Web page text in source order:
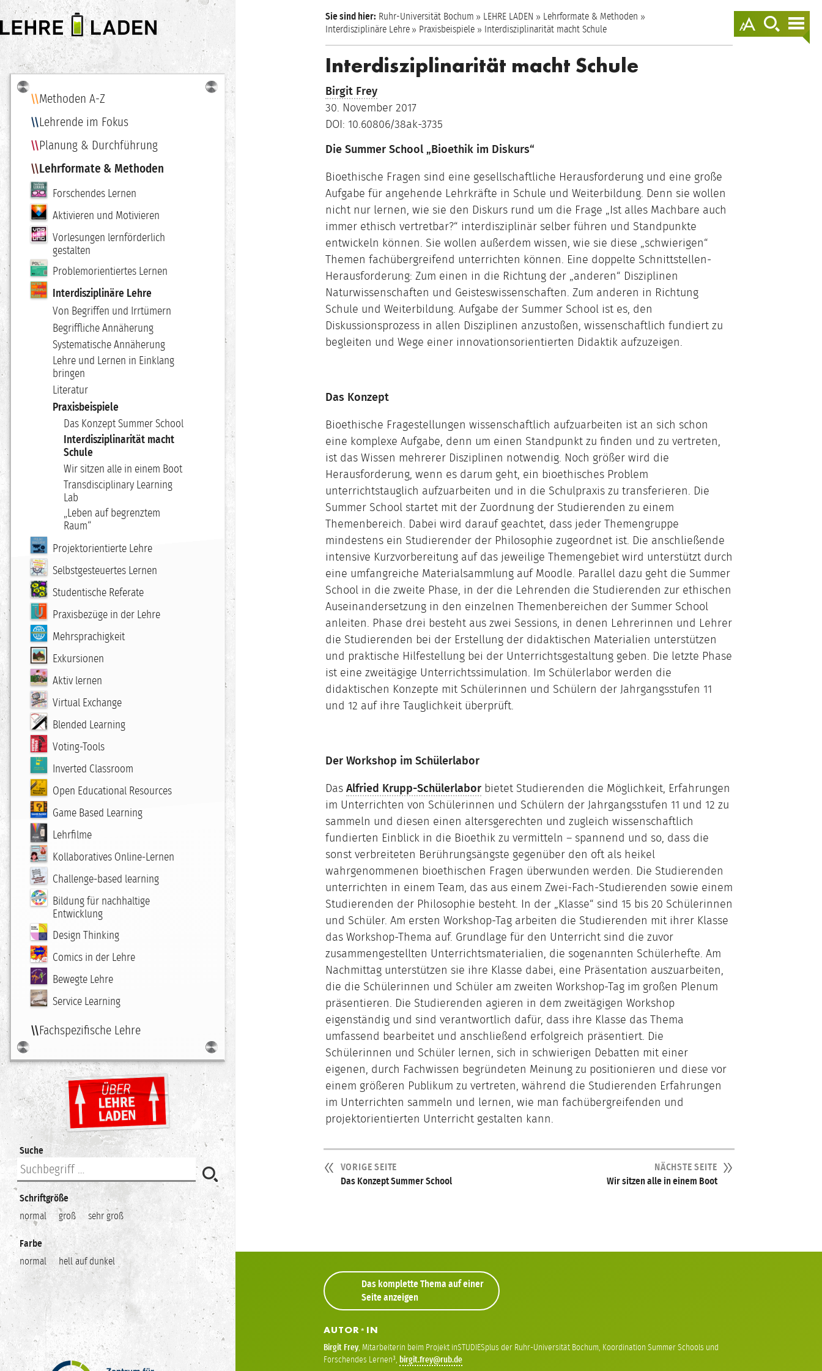
anzeigen
zur
Suche
springen
LEHRE
LADEN
Sie sind hier: Ruhr-Universität Bochum LEHRE LADEN
Lehrformate & Methoden
Interdisziplinäre Lehre
Praxisbeispiele Interdisziplinarität macht Schule
Interdisziplinarität macht Schule
Birgit Frey
30. November 2017
DOI: 10.60806/38ak-3735
Die Summer School „Bioethik im Diskurs“
Bioethische Fragen sind eine gesellschaftliche Herausforderung und eine große
Aufgabe für angehende Lehrkräfte in Schule und Weiterbildung. Denn sie wollen
nicht nur lernen, wie sie den Diskurs rund um die Frage „Ist alles Machbare auch
immer ethisch vertretbar?“ interdisziplinär selber führen und Standpunkte
entwickeln können. Sie wollen außerdem wissen, wie sie diese „schwierigen“
Themen fachübergreifend unterrichten können. Eine doppelte Schnittstellen-
Herausforderung: Zum einen in die Richtung der „anderen“ Disziplinen
Naturwissenschaften und Geisteswissenschaften. Zum anderen in Richtung
Schule und Weiterbildung. Aufgabe der Summer School ist es, den
Diskussionsprozess in allen Disziplinen anzustoßen, wissenschaftlich fundiert zu
begleiten und Wege einer innovationsorientierten Didaktik aufzuzeigen.
Das Konzept
Bioethische Fragestellungen wissenschaftlich aufzuarbeiten ist an sich schon
eine komplexe Aufgabe, denn um einen Standpunkt zu finden und zu vertreten,
ist das Wissen mehrerer Disziplinen notwendig. Noch größer wird die
Herausforderung, wenn es darum geht, ein bioethisches Problem
unterrichtstauglich aufzuarbeiten und in die Schulpraxis zu transferieren. Die
Summer School startet mit der Zuordnung der Studierenden zu einem
Themenbereich. Dabei wird darauf geachtet, dass jeder Themengruppe
mindestens ein Studierender der Philosophie zugeordnet ist. Die anschließende
intensive Kurzvorbereitung auf das jeweilige Themengebiet wird unterstützt durch
eine umfangreiche Materialsammlung auf Moodle. Parallel dazu geht die Summer
School in die zweite Phase, in der die Lehrenden die Studierenden zur ethischen
Auseinandersetzung in den einzelnen Themenbereichen der Summer School
anleiten. Phase drei besteht aus zwei Sessions, in denen Lehrerinnen und Lehrer
die Studierenden bei der Erstellung der didaktischen Materialien unterstützen
und praktische Hilfestellung bei der Unterrichtsgestaltung geben. Die letzte Phase
ist eine zweitägige Unterrichtssimulation. Im Schülerlabor werden die
didaktischen Konzepte mit Schülerinnen und Schülern der Jahrgangsstufen 11
und 12 auf ihre Tauglichkeit überprüft.
Der Workshop im Schülerlabor
Das Alfried Krupp-Schülerlaborbietet Studierenden die Möglichkeit, Erfahrungen
im Unterrichten von Schülerinnen und Schülern der Jahrgangsstufen 11 und 12 zu
sammeln und diesen einen altersgerechten und zugleich wissenschaftlich
fundierten Einblick in die Bioethik zu vermitteln – spannend und so, dass die
sonst verbreiteten Berührungsängste gegenüber den oft als heikel
wahrgenommenen bioethischen Fragen überwunden werden. Die Studierenden
unterrichten in einem Team, das aus einem Zwei-Fach-Studierenden sowie einem
Studierenden der Philosophie besteht. In der „Klasse“ sind 15 bis 20 Schülerinnen
und Schüler. Am ersten Workshop-Tag arbeiten die Studierenden mit ihrer Klasse
das Workshop-Thema auf. Grundlage für den Unterricht sind die zuvor
zusammengestellten Unterrichtsmaterialien, die sogenannten Schülerhefte. Am
Nachmittag unterstützen sie ihre Klasse dabei, eine Präsentation auszuarbeiten,
die die Schülerinnen und Schüler am zweiten Workshop-Tag im großen Plenum
präsentieren. Die Studierenden agieren in dem zweitägigen Workshop
eigenständig und sind verantwortlich dafür, dass ihre Klasse das Thema
umfassend bearbeitet und anschließend erfolgreich präsentiert. Die
Schülerinnen und Schüler lernen, sich in schwierigen Debatten mit einer
eigenen, durch Fachwissen begründeten Meinung zu positionieren und diese vor
einem größeren Publikum zu vertreten, während die Studierenden Erfahrungen
im Unterrichten sammeln und lernen, wie man fachübergreifenden und
projektorientierten Unterricht gestalten kann.
VORIGE SEITE
Das Konzept Summer School
NÄCHSTE SEITE
Wir sitzen alle in einem Boot
Das komplette Thema auf einer
Seite anzeigen
AUTOR* IN
Birgit Frey, Mitarbeiterin beim Projekt inSTUDIESplus der Ruhr-Universität Bochum, Koordination Summer Schools und
Forschendes Lernen³, birgitfrey
Navigation
Methoden A-Z
Lehrende im Fokus
Planung & Durchführung
Lehrformate & Methoden
Forschendes Lernen
Aktivieren und Motivieren
Vorlesungen lernförderlich
gestalten
Problemorientiertes Lernen
Interdisziplinäre Lehre
Von Begriffen und Irrtümern
Begriffliche Annäherung
Systematische Annäherung
Lehre und Lernen in Einklang
bringen
Literatur
Praxisbeispiele
Das Konzept Summer School
Interdisziplinarität macht
Schule
Wir sitzen alle in einem Boot
Transdisciplinary Learning
Lab
„Leben auf begrenztem
Raum“
Projektorientierte Lehre
Selbstgesteuertes Lernen
Studentische Referate
Praxisbezüge in der Lehre
Mehrsprachigkeit
Exkursionen
Aktiv lernen
Virtual Exchange
Blended Learning
Voting-Tools
Inverted Classroom
Open Educational Resources
Game Based Learning
Lehrfilme
Kollaboratives Online-Lernen
Challenge-based learning
Bildung für nachhaltige
Entwicklung
Design Thinking
Comics in der Lehre
Bewegte Lehre
Service Learning
Fachspezifische Lehre
Suche
Schriftgröße
normal
groß sehr groß
Farbe
normal
hell auf dunkel
Zentrum